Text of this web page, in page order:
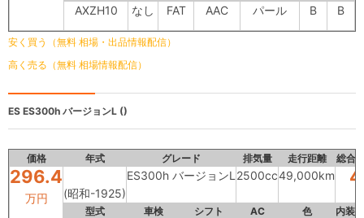
AXZH10 なし FAT AAC パール B B
安く買う（無料 相場・出品情報配信）
高く売る（無料 相場情報配信）
ES ES300h バージョンL ()
価格 年式 グレード 排気量 走行距離 総合
296.4
万円 (昭和-1925)
ES300h バージョンL 2500cc49,000km 4
型式 車検 シフト AC 色 内装